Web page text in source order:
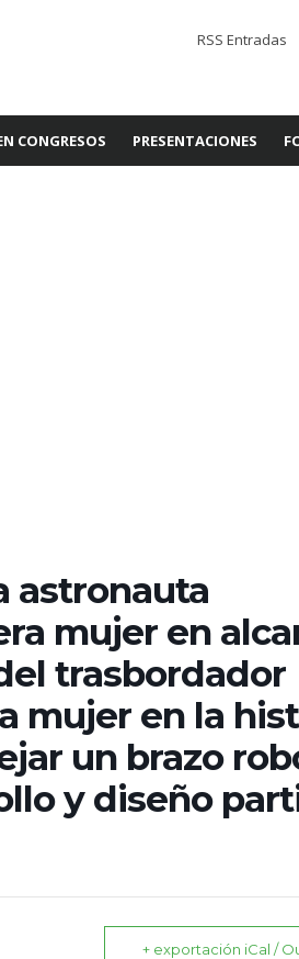
RSS Entradas
CONGRESOS PRESENTACIONES
astronauta
mujer en
trasbordador
mujer en la
un brazo
y diseño
+ exportación iCal /